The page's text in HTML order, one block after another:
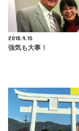
2018.9.15
強気も大事！